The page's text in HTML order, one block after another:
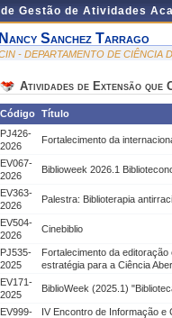
Gestão de Atividades
Nancy Sanchez Tarrago
- DEPARTAMENTO DE CIÊNCIA
Atividades de Extensão que
Código Título
PJ426-
2026
Fortalecimento da
EV067-
2026
Biblioweek 2026.1
EV363-
2026
Palestra: Biblioterapia
EV504-
2026
Cinebiblio
PJ535-
2025
Fortalecimento da
estratégia para a Ciência
EV171-
2025
BiblioWeek (2025.1)
EV999-
IV Encontro de Informação e